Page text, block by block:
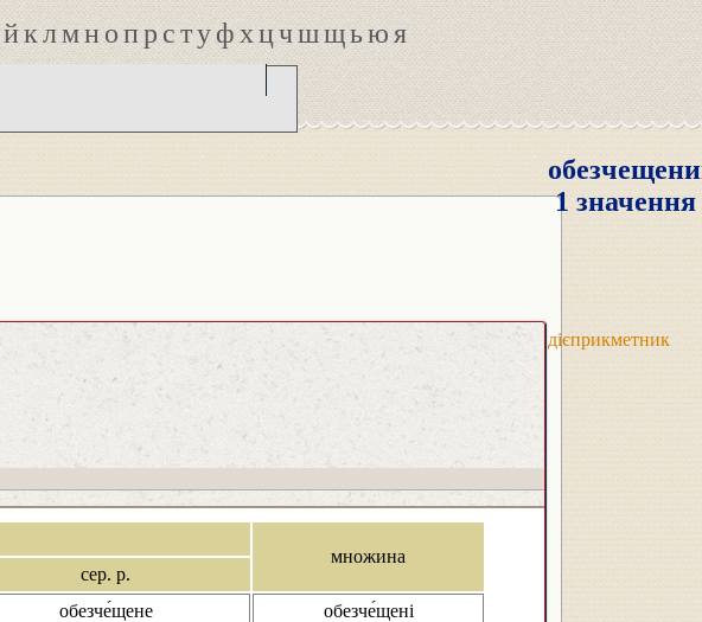
йклмнопрстуфхцчшщьюя
1 значення
дієприкметник
множина
сер. р.
обезче́щене
обезче́щені